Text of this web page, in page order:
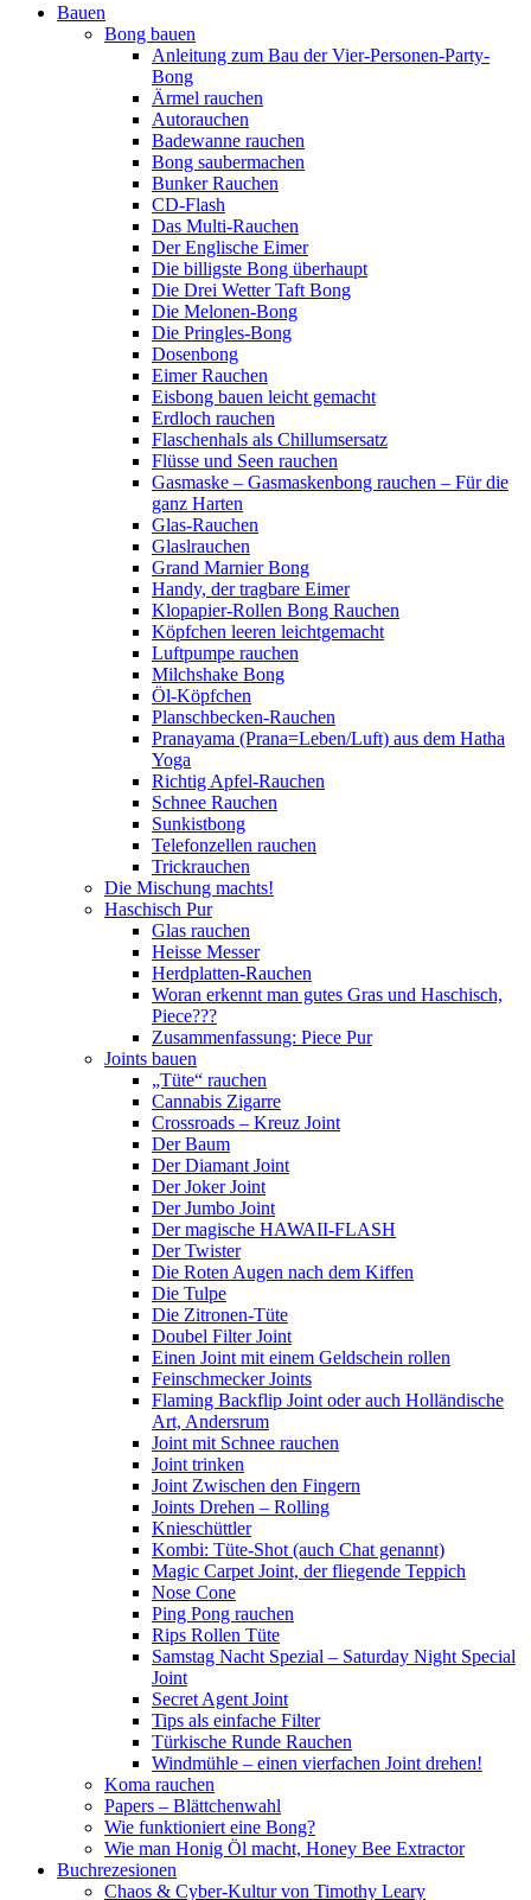
Bauen
Bong bauen
Anleitung zum Bau der Vier-Personen-Party-
Bong
Ärmel rauchen
Autorauchen
Badewanne rauchen
Bong saubermachen
Bunker Rauchen
CD-Flash
Das Multi-Rauchen
Der Englische Eimer
Die billigste Bong überhaupt
Die Drei Wetter Taft Bong
Die Melonen-Bong
Die Pringles-Bong
Dosenbong
Eimer Rauchen
Eisbong bauen leicht gemacht
Erdloch rauchen
Flaschenhals als Chillumsersatz
Flüsse und Seen rauchen
Gasmaske – Gasmaskenbong rauchen – Für die
ganz Harten
Glas-Rauchen
Glaslrauchen
Grand Marnier Bong
Handy, der tragbare Eimer
Klopapier-Rollen Bong Rauchen
Köpfchen leeren leichtgemacht
Luftpumpe rauchen
Milchshake Bong
Öl-Köpfchen
Planschbecken-Rauchen
Pranayama (Prana=Leben/Luft) aus dem Hatha
Yoga
Richtig Apfel-Rauchen
Schnee Rauchen
Sunkistbong
Telefonzellen rauchen
Trickrauchen
Die Mischung machts!
Haschisch Pur
Glas rauchen
Heisse Messer
Herdplatten-Rauchen
Woran erkennt man gutes Gras und Haschisch,
Piece???
Zusammenfassung: Piece Pur
Joints bauen
„Tüte“ rauchen
Cannabis Zigarre
Crossroads – Kreuz Joint
Der Baum
Der Diamant Joint
Der Joker Joint
Der Jumbo Joint
Der magische HAWAII-FLASH
Der Twister
Die Roten Augen nach dem Kiffen
Die Tulpe
Die Zitronen-Tüte
Doubel Filter Joint
Einen Joint mit einem Geldschein rollen
Feinschmecker Joints
Flaming Backflip Joint oder auch Holländische
Art, Andersrum
Joint mit Schnee rauchen
Joint trinken
Joint Zwischen den Fingern
Joints Drehen – Rolling
Knieschüttler
Kombi: Tüte-Shot (auch Chat genannt)
Magic Carpet Joint, der fliegende Teppich
Nose Cone
Ping Pong rauchen
Rips Rollen Tüte
Samstag Nacht Spezial – Saturday Night Special
Joint
Secret Agent Joint
Tips als einfache Filter
Türkische Runde Rauchen
Windmühle – einen vierfachen Joint drehen!
Koma rauchen
Papers – Blättchenwahl
Wie funktioniert eine Bong?
Wie man Honig Öl macht, Honey Bee Extractor
Buchrezesionen
Chaos & Cyber-Kultur von Timothy Leary